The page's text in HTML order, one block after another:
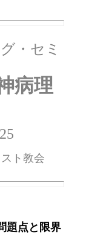
・セミ
病理
ト教会
題点と限界